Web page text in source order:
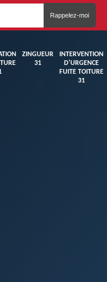
ZINGUEUR
31
INTERVENTION
D'URGENCE
FUITE TOITURE
31